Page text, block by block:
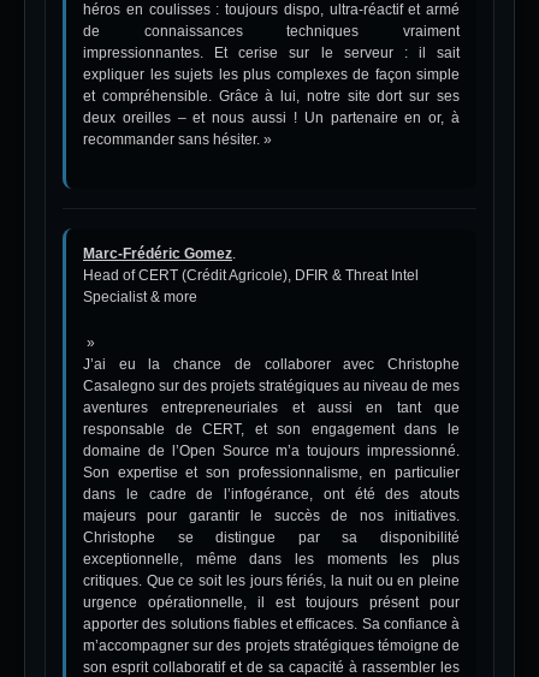
héros en coulisses : toujours dispo, ultra-réactif et armé
de connaissances techniques vraiment
impressionnantes. Et cerise sur le serveur : il sait
expliquer les sujets les plus complexes de façon simple
et compréhensible. Grâce à lui, notre site dort sur ses
deux oreilles – et nous aussi ! Un partenaire en or, à
recommander sans hésiter. »
Marc-Frédéric Gomez.
Head of CERT (Crédit Agricole), DFIR & Threat Intel
Specialist & more
»
J’ai eu la chance de collaborer avec Christophe
Casalegno sur des projets stratégiques au niveau de mes
aventures entrepreneuriales et aussi en tant que
responsable de CERT, et son engagement dans le
domaine de l’Open Source m’a toujours impressionné.
Son expertise et son professionnalisme, en particulier
dans le cadre de l’infogérance, ont été des atouts
majeurs pour garantir le succès de nos initiatives.
Christophe se distingue par sa disponibilité
exceptionnelle, même dans les moments les plus
critiques. Que ce soit les jours fériés, la nuit ou en pleine
urgence opérationnelle, il est toujours présent pour
apporter des solutions fiables et efficaces. Sa confiance à
m’accompagner sur des projets stratégiques témoigne de
son esprit collaboratif et de sa capacité à rassembler les